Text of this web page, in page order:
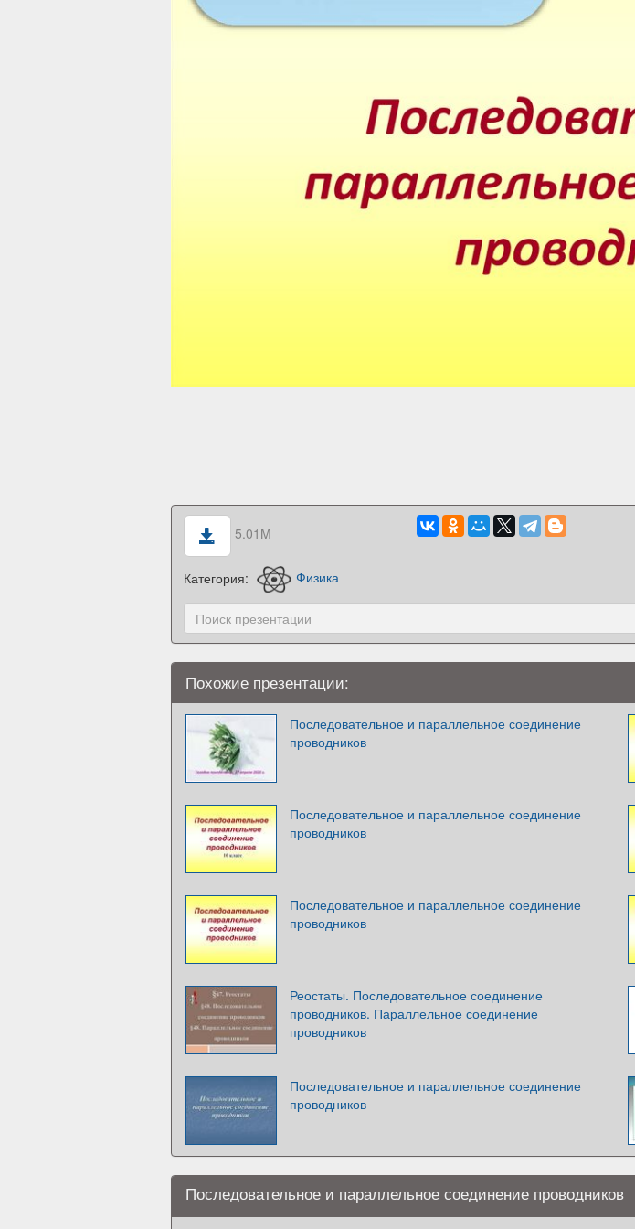
5.01M
Категория: Физика
Похожие презентации:
Последовательное и параллельное соединение
проводников
Последовательное и параллельное соединение
проводников
Последовательное и параллельное соединение
проводников
Реостаты. Последовательное соединение
проводников. Параллельное соединение
проводников
Последовательное и параллельное соединение
проводников
Последовательное и параллельное соединение проводников